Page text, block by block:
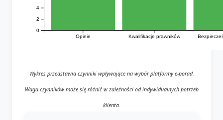
Opinie Kwalifikacje prawników
0
2
4
Wykres przedstawia czynniki wpływające na wybór platformy e-porad.
Waga czynników może się różnić w zależności od indywidualnych potrzeb
klienta.